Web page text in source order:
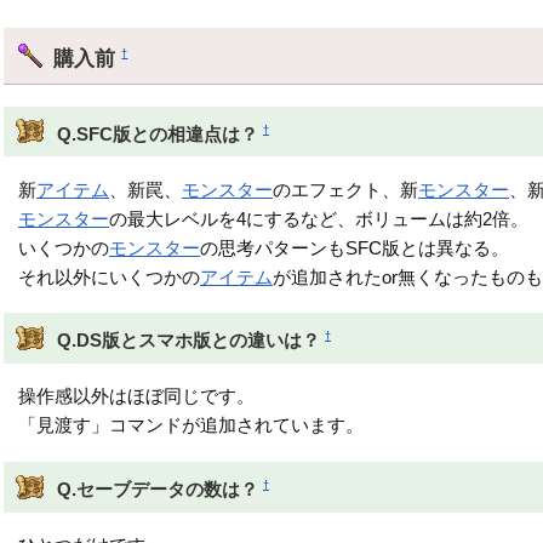
購入前†
Q.SFC版との相違点は？ †
新アイテム 、新罠、 モンスターのエフェクト、新モンスター 、
モンスターの最大レベルを4にするなど、ボリュームは約2倍。
いくつかのモンスターの思考パターンもSFC版とは異なる。
それ以外にいくつかのアイテムが追加されたor無くなったものも
Q.DS版とスマホ版との違いは？ †
操作感以外はほぼ同じです。
「見渡す」コマンドが追加されています。
Q.セーブデータの数は？ †